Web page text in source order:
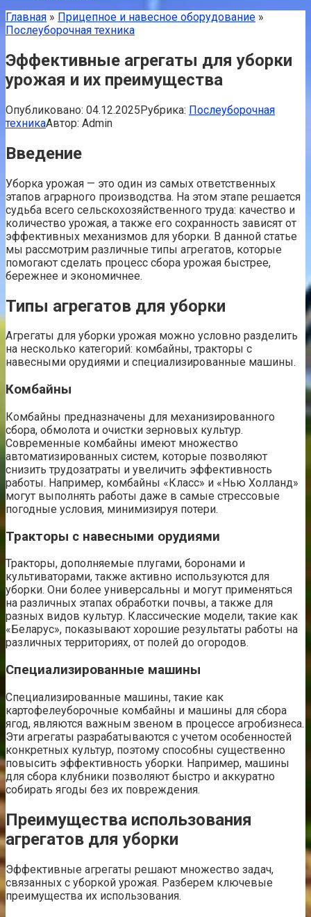
Главная » Прицепное и навесное оборудование »
Послеуборочная техника
Эффективные агрегаты для уборки
урожая и их преимущества
Опубликовано: 04.12.2025Рубрика: Послеуборочная
техникаАвтор: Admin
Введение
Уборка урожая — это один из самых ответственных
этапов аграрного производства. На этом этапе решается
судьба всего сельскохозяйственного труда: качество и
количество урожая, а также его сохранность зависят от
эффективных механизмов для уборки. В данной статье
мы рассмотрим различные типы агрегатов, которые
помогают сделать процесс сбора урожая быстрее,
бережнее и экономичнее.
Типы агрегатов для уборки
Агрегаты для уборки урожая можно условно разделить
на несколько категорий: комбайны, тракторы с
навесными орудиями и специализированные машины.
Комбайны
Комбайны предназначены для механизированного
сбора, обмолота и очистки зерновых культур.
Современные комбайны имеют множество
автоматизированных систем, которые позволяют
снизить трудозатраты и увеличить эффективность
работы. Например, комбайны «Класс» и «Нью Холланд»
могут выполнять работы даже в самые стрессовые
погодные условия, минимизируя потери.
Тракторы с навесными орудиями
Тракторы, дополняемые плугами, боронами и
культиваторами, также активно используются для
уборки. Они более универсальны и могут применяться
на различных этапах обработки почвы, а также для
разных видов культур. Классические модели, такие как
«Беларус», показывают хорошие результаты работы на
различных территориях, от полей до огородов.
Специализированные машины
Специализированные машины, такие как
картофелеуборочные комбайны и машины для сбора
ягод, являются важным звеном в процессе агробизнеса.
Эти агрегаты разрабатываются с учетом особенностей
конкретных культур, поэтому способны существенно
повысить эффективность уборки. Например, машины
для сбора клубники позволяют быстро и аккуратно
собирать ягоды без их повреждения.
Преимущества использования
агрегатов для уборки
Эффективные агрегаты решают множество задач,
связанных с уборкой урожая. Разберем ключевые
преимущества их использования.